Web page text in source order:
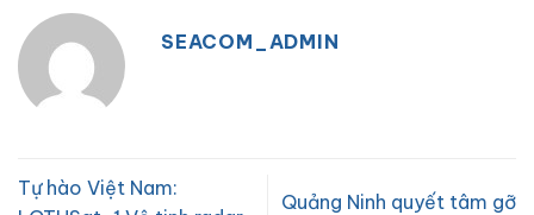
SEACOM_ADMIN
Tự hào Việt Nam:
Quảng Ninh quyết tâm gỡ